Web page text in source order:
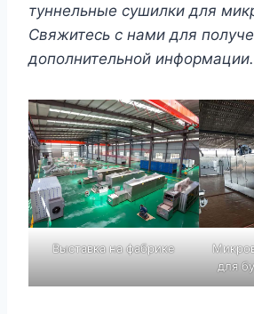
туннельные сушилки для
Свяжитесь с нами для
дополнительной информации.
Выставка на фабрике
для